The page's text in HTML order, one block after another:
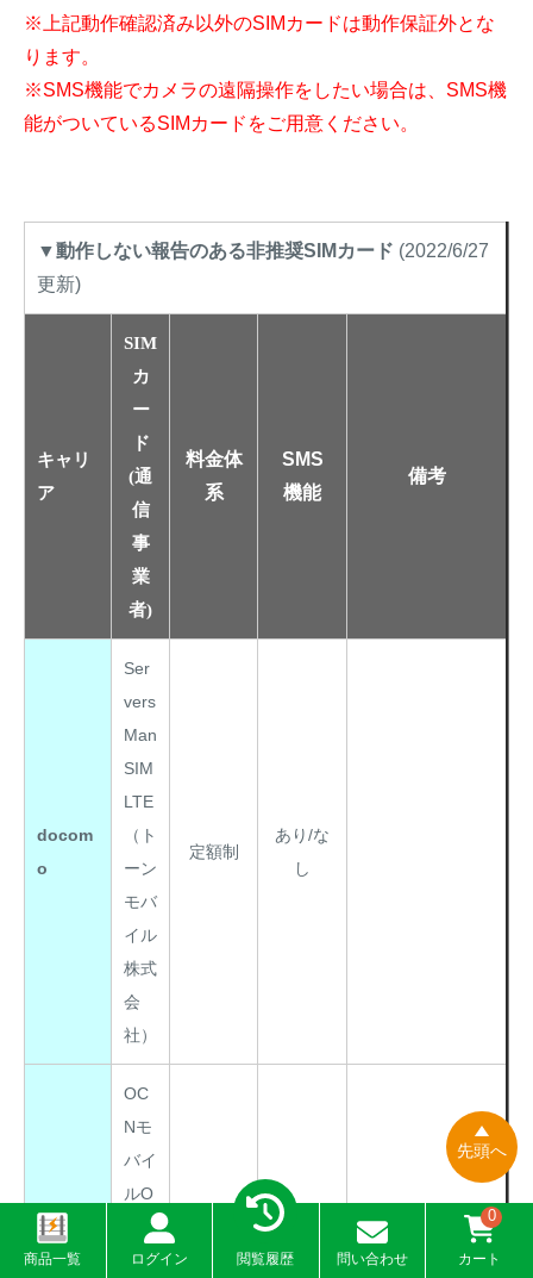
※上記動作確認済み以外のSIMカードは動作保証外とな
ります。
※SMS機能でカメラの遠隔操作をしたい場合は、SMS機
能がついているSIMカードをご用意ください。
▼動作しない報告のある非推奨SIMカード (2022/6/27
更新)
キャリ
ア
SIM
カ
ー
ド
(通
信
事
業
者)
料金体
系
SMS
機能
備考
docom
o
Ser
vers
Man
SIM
LTE
（ト
ーン
モバ
イル
株式
会
社）
定額制
あり/な
し
OC
Nモ
バイ
ルO
プリ
商品一覧 ログイン 閲覧履歴 問い合わせ
0
カート
先頭へ